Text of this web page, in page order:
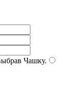
Чашку.